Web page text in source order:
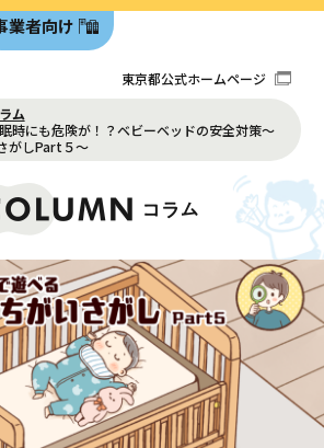
業者向け
東京都公式ホームページ
ム
時にも危険が！？ベビーベッドの安全対策〜
がしPart５〜